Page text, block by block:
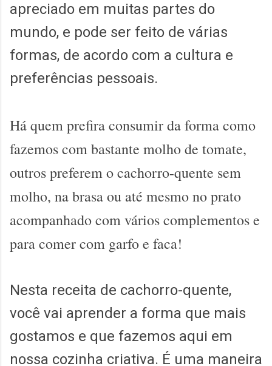
apreciado em muitas partes do
mundo, e pode ser feito de várias
formas, de acordo com a cultura e
preferências pessoais.
Há quem prefira consumir da forma como
fazemos com bastante molho de tomate,
outros preferem o cachorro-quente sem
molho, na brasa ou até mesmo no prato
acompanhado com vários complementos e
para comer com garfo e faca!
Nesta receita de cachorro-quente,
você vai aprender a forma que mais
gostamos e que fazemos aqui em
nossa cozinha criativa. É uma maneira